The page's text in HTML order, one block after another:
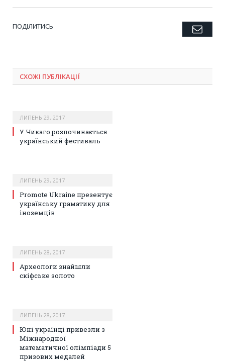
ПОДІЛИТИСЬ Twitter
Facebook
Google+
Pinterest
LinkedIn
Tumblr
СХОЖІ ПУБЛІКАЦІЇ
ЛИПЕНЬ 29, 2017
У Чикаго розпочинається
український фестиваль
ЛИПЕНЬ 29, 2017
Promote Ukraine презентує
українську граматику для
іноземців
ЛИПЕНЬ 28, 2017
Археологи знайшли
скіфське золото
ЛИПЕНЬ 28, 2017
Юні українці привезли з
Міжнародної
математичної олімпіади 5
призових медалей